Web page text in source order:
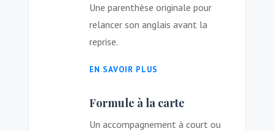
Une parenthèse originale pour
relancer son anglais avant la
reprise.
EN SAVOIR PLUS
Formule à la carte
Un accompagnement à court ou